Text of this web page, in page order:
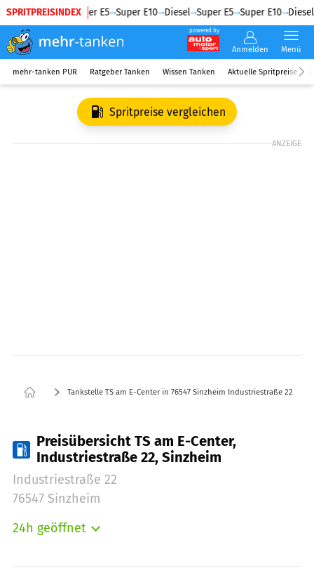
SPRITPREISINDEX
Diesel Super E5 Super E10 Diesel Super E5 Super E10 Diesel
powered by
Anmelden Menü
mehr-tanken PUR Ratgeber Tanken Wissen Tanken Aktuelle Spritpreise
Spritpreise vergleichen
ANZEIGE
Tankstelle TS am E-Center in 76547 Sinzheim Industriestraße 22
Preisübersicht TS am E-Center,
Industriestraße 22, Sinzheim
Industriestraße 22
76547 Sinzheim
24h geöffnet